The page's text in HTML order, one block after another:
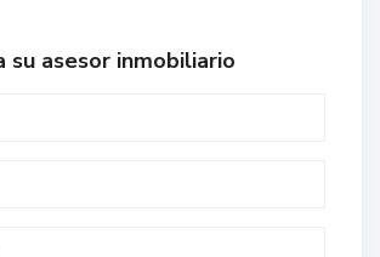
su asesor inmobiliario